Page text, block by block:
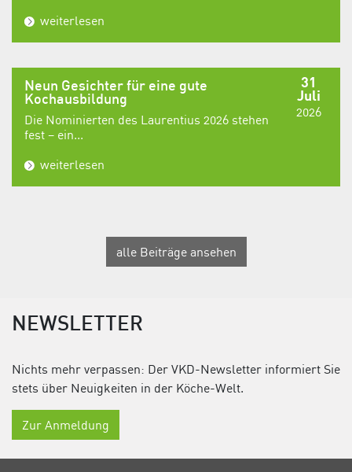
weiterlesen
31
Juli
2026
Neun Gesichter für eine gute
Kochausbildung
Die Nominierten des Laurentius 2026 stehen
fest – ein...
weiterlesen
alle Beiträge ansehen
NEWSLETTER
Nichts mehr verpassen: Der VKD-Newsletter informiert Sie
stets über Neuigkeiten in der Köche-Welt.
Zur Anmeldung